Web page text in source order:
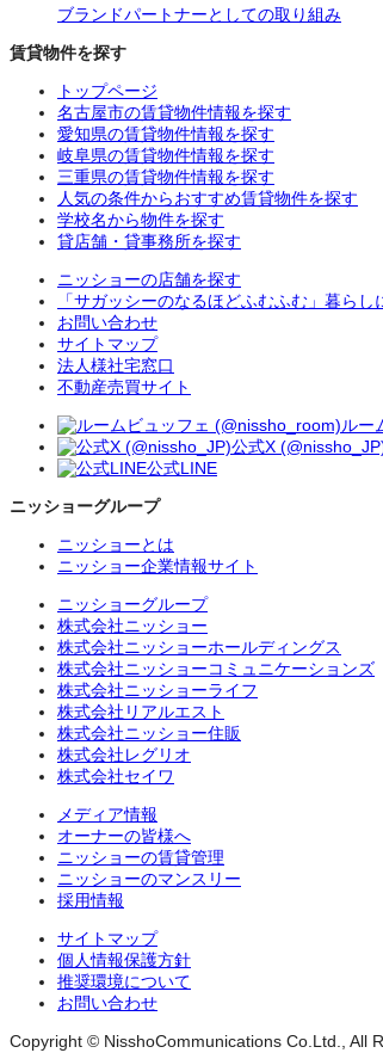
ブランドパートナーとしての取り組み
賃貸物件を探す
トップページ
名古屋市の賃貸物件情報を探す
愛知県の賃貸物件情報を探す
岐阜県の賃貸物件情報を探す
三重県の賃貸物件情報を探す
人気の条件からおすすめ賃貸物件を探す
学校名から物件を探す
貸店舗・貸事務所を探す
ニッショーの店舗を探す
「サガッシーのなるほどふむふむ」暮ら
お問い合わせ
サイトマップ
法人様社宅窓口
不動産売買サイト
ルー
公式X
公式LINE
ニッショーグループ
ニッショーとは
ニッショー企業情報サイト
ニッショーグループ
株式会社ニッショー
株式会社ニッショーホールディングス
株式会社ニッショーコミュニケーションズ
株式会社ニッショーライフ
株式会社リアルエスト
株式会社ニッショー住販
株式会社レグリオ
株式会社セイワ
メディア情報
オーナーの皆様へ
ニッショーの賃貸管理
ニッショーのマンスリー
採用情報
サイトマップ
個人情報保護方針
推奨環境について
お問い合わせ
Copyright © NisshoCommunications Co.Ltd., All